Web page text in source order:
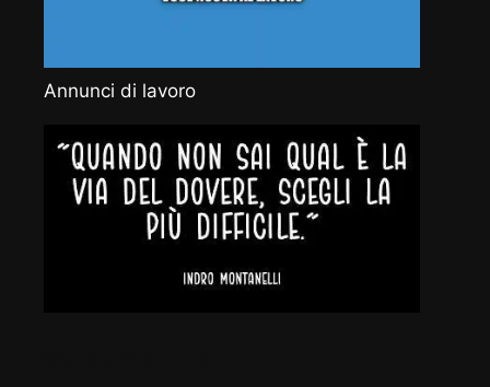
Annunci di lavoro